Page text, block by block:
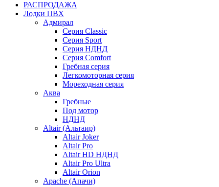
РАСПРОДАЖА
Лодки ПВХ
Адмирал
Серия Classic
Серия Sport
Серия НДНД
Серия Comfort
Гребная серия
Легкомоторная серия
Мореходная серия
Аква
Гребные
Под мотор
НДНД
Altair (Альтаир)
Altair Joker
Altair Pro
Altair HD НДНД
Altair Pro Ultra
Altair Orion
Apache (Апачи)